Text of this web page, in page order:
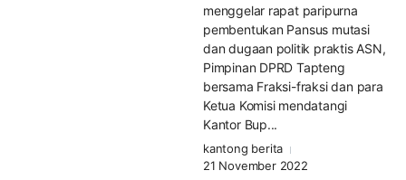
menggelar rapat paripurna
pembentukan Pansus mutasi
dan dugaan politik praktis ASN,
Pimpinan DPRD Tapteng
bersama Fraksi-fraksi dan para
Ketua Komisi mendatangi
Kantor Bup...
kantong berita
21 November 2022